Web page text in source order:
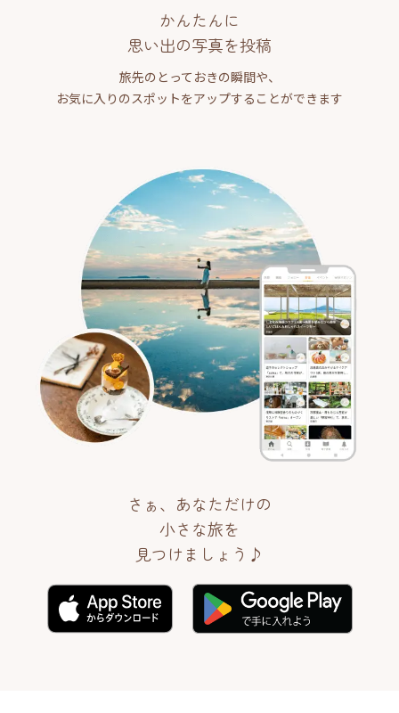
かんたんに
思い出の写真を投稿
旅先のとっておきの瞬間や、
お気に入りのスポットをアップすることができます
さぁ、あなただけの
小さな旅を
見つけましょう♪